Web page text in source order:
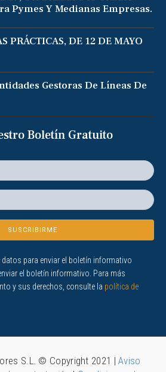
Pymes Y Medianas Empresas.
PRÁCTICAS, DE 12 DE MAYO
Gestoras De Líneas De
Boletín Gratuito
para enviar el boletín informativo
el boletín informativo. Para más
y sus derechos, consulte la política de
S.L. © Copyright 2021 |Aviso